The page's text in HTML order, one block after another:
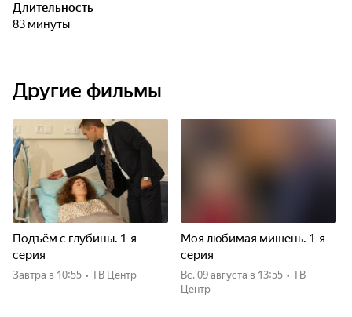
Длительность
83 минуты
Другие фильмы
Подъём с глубины. 1-я
серия
Завтра в 10:55 • ТВ Центр
Моя любимая мишень. 1-я
серия
вс, 09 августа в 13:55 • ТВ
Центр